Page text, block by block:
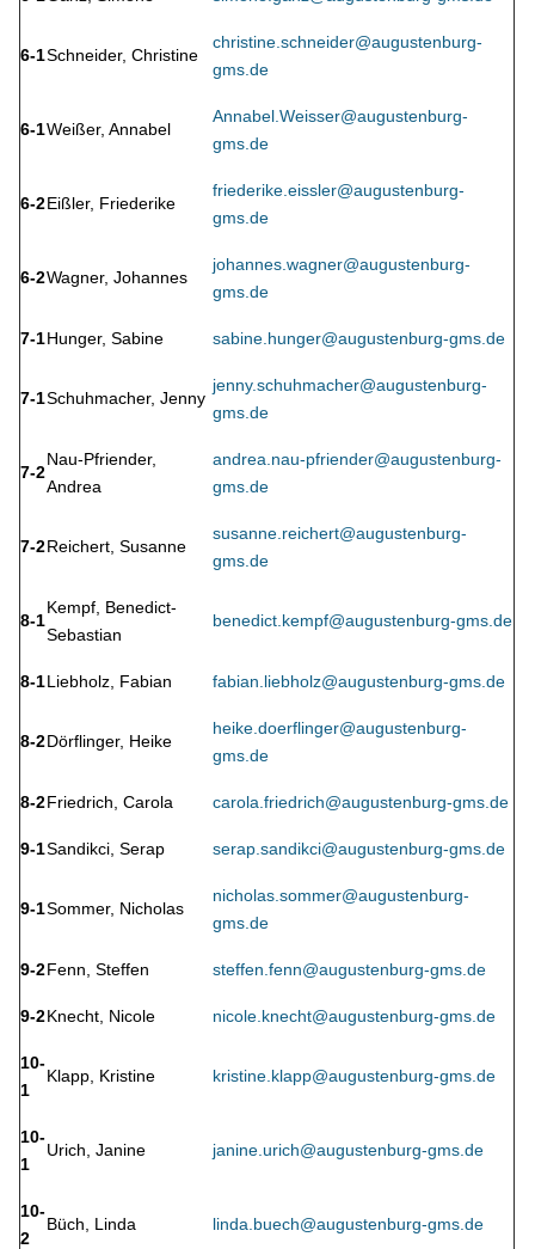
6-1Schneider, Christine
christine.schneider@augustenburg-
gms.de
6-1Weißer, Annabel
Annabel.Weisser@augustenburg-
gms.de
6-2Eißler, Friederike
friederike.eissler@augustenburg-
gms.de
6-2Wagner, Johannes
johannes.wagner@augustenburg-
gms.de
7-1Hunger, Sabine sabine.hunger@augustenburg-gms.de
7-1Schuhmacher, Jenny
jenny.schuhmacher@augustenburg-
gms.de
7-2
Nau-Pfriender,
Andrea
andrea.nau-pfriender@augustenburg-
gms.de
7-2Reichert, Susanne
susanne.reichert@augustenburg-
gms.de
8-1
Kempf, Benedict-
Sebastian
benedict.kempf@augustenburg-gms.de
8-1Liebholz, Fabian fabian.liebholz@augustenburg-gms.de
8-2Dörflinger, Heike
heike.doerflinger@augustenburg-
gms.de
8-2Friedrich, Carola carola.friedrich@augustenburg-gms.de
9-1Sandikci, Serap serap.sandikci@augustenburg-gms.de
9-1Sommer, Nicholas
nicholas.sommer@augustenburg-
gms.de
9-2Fenn, Steffen steffen.fenn@augustenburg-gms.de
9-2Knecht, Nicole nicole.knecht@augustenburg-gms.de
10-
1
Klapp, Kristine kristine.klapp@augustenburg-gms.de
10-
1
Urich, Janine janine.urich@augustenburg-gms.de
10-
2
Büch, Linda linda.buech@augustenburg-gms.de